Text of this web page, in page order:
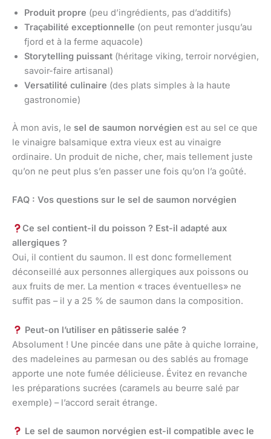
Produit propre (peu d’ingrédients, pas d’additifs)
Traçabilité exceptionnelle (on peut remonter jusqu’au
fjord et à la ferme aquacole)
Storytelling puissant (héritage viking, terroir norvégien,
savoir-faire artisanal)
Versatilité culinaire (des plats simples à la haute
gastronomie)
À mon avis, le sel de saumon norvégien est au sel ce que
le vinaigre balsamique extra vieux est au vinaigre
ordinaire. Un produit de niche, cher, mais tellement juste
qu’on ne peut plus s’en passer une fois qu’on l’a goûté.
FAQ : Vos questions sur le sel de saumon norvégien
Ce sel contient-il du poisson ? Est-il adapté aux
allergiques ?
Oui, il contient du saumon. Il est donc formellement
déconseillé aux personnes allergiques aux poissons ou
aux fruits de mer. La mention « traces éventuelles» ne
suffit pas – il y a 25 % de saumon dans la composition.
Peut-on l’utiliser en pâtisserie salée ?
Absolument ! Une pincée dans une pâte à quiche lorraine,
des madeleines au parmesan ou des sablés au fromage
apporte une note fumée délicieuse. Évitez en revanche
les préparations sucrées (caramels au beurre salé par
exemple) – l’accord serait étrange.
Le sel de saumon norvégien est-il compatible avec le